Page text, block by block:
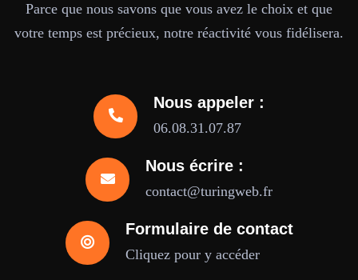
Parce que nous savons que vous avez le choix et que
votre temps est précieux, notre réactivité vous fidélisera.
Nous appeler :
06.08.31.07.87
Nous écrire :
contact@turingweb.fr
Formulaire de contact
Cliquez pour y accéder